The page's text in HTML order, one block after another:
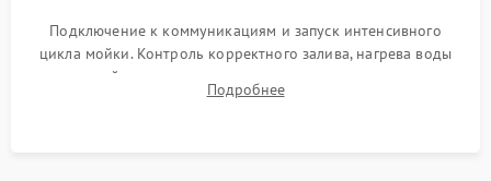
Подключение к коммуникациям и запуск интенсивного
цикла мойки. Контроль корректного залива, нагрева воды
до нужной температуры, отсутствия посторонних шумов,
штатного слива и абсолютной сухости в поддоне.
Подробнее